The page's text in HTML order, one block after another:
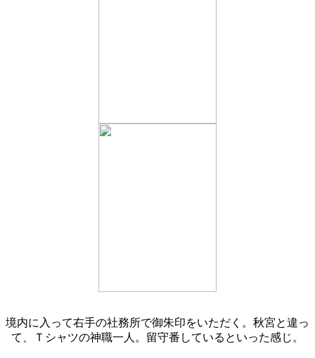
境内に入って右手の社務所で御朱印をいただく。秋宮と違っ
て、Ｔシャツの神職一人。留守番しているといった感じ。